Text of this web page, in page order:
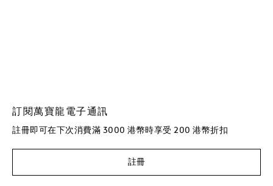
訂閱萬寶龍電子通訊
註冊即可在下次消費滿 3000 港幣時享受 200 港幣折扣
註冊